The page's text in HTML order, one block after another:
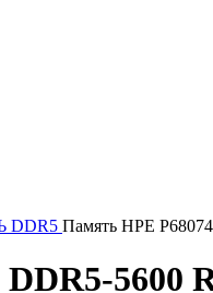
Память HPE
5600